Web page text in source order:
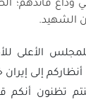
وداع قائدهم؛
الشهيد.
للمجلس الأعلى
إلى
تظنون أنكم